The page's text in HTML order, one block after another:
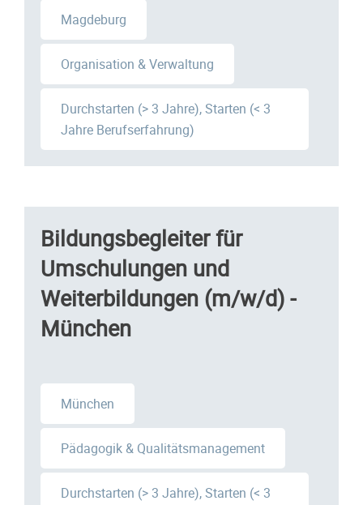
Magdeburg
Organisation & Verwaltung
Durchstarten (> 3 Jahre), Starten (< 3
Jahre Berufserfahrung)
Bildungsbegleiter für
Umschulungen und
Weiterbildungen (m/w/d) -
München
München
Pädagogik & Qualitätsmanagement
Durchstarten (> 3 Jahre), Starten (< 3